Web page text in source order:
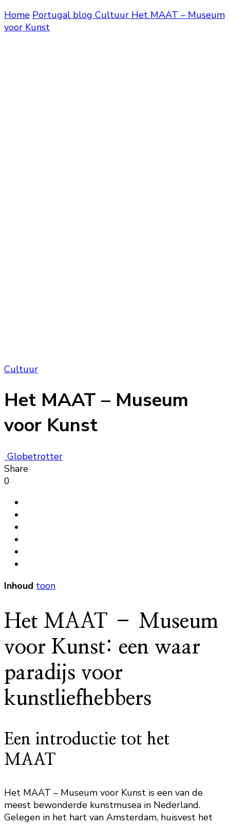
Home Portugal blog Cultuur Het MAAT – Museum
voor Kunst
Cultuur
Het MAAT – Museum
voor Kunst
Globetrotter
Share
0
Inhoud toon
Het MAAT – Museum
voor Kunst: een waar
paradijs voor
kunstliefhebbers
Een introductie tot het
MAAT
Het MAAT – Museum voor Kunst is een van de
meest bewonderde kunstmusea in Nederland.
Gelegen in het hart van Amsterdam, huisvest het